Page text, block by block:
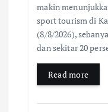
makin
sport tourism di
(8/8/2026),
dan sekitar 20
Read more